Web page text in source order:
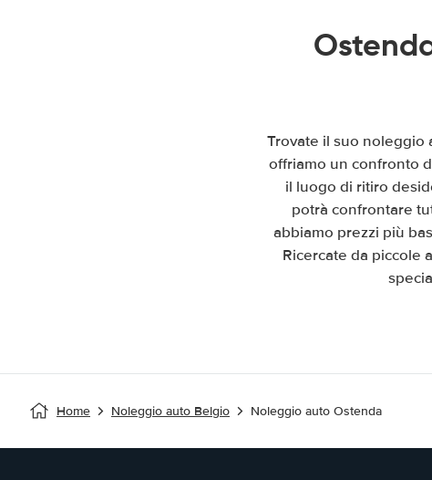
Trovate il suo noleggio
offriamo un confronto
il luogo di ritiro
potrà confrontare
abbiamo prezzi più
Ricercate da piccole
Home Noleggio auto Belgio Noleggio auto Ostenda